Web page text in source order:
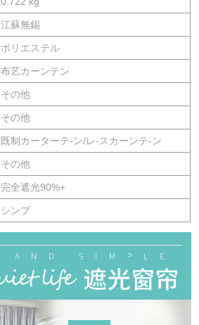
江蘇無錫
ポリエステル
布艺カーンテン
その他
その他
既制カーターテ-ン/レ-スカーンテ-ン
その他
完全遮光90%+
シンプ